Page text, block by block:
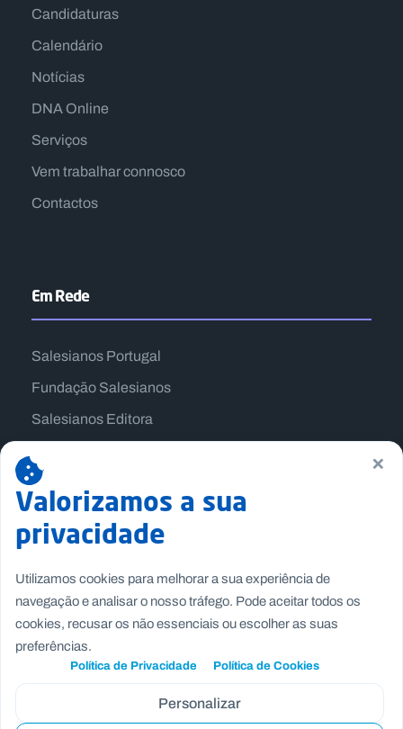
Candidaturas
Calendário
Notícias
DNA Online
Serviços
Vem trabalhar connosco
Contactos
Em Rede
Salesianos Portugal
Fundação Salesianos
Salesianos Editora
Missão Dom Bosco
Jogos Nacionais Salesianos
×
Valorizamos a sua
privacidade
Utilizamos cookies para melhorar a sua experiência de
navegação e analisar o nosso tráfego. Pode aceitar todos os
cookies, recusar os não essenciais ou escolher as suas
preferências.
Política de Privacidade Política de Cookies
Personalizar